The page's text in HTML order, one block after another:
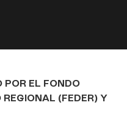
POR EL FONDO
REGIONAL (FEDER) Y